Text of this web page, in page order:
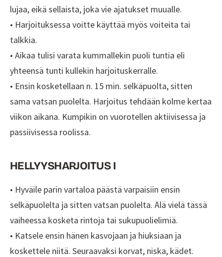
lujaa, eikä sellaista, joka vie ajatukset muualle.
• Harjoituksessa voitte käyttää myös voiteita tai
talkkia.
• Aikaa tulisi varata kummallekin puoli tuntia eli
yhteensä tunti kullekin harjoituskerralle.
• Ensin kosketellaan n. 15 min. selkäpuolta, sitten
sama vatsan puolelta. Harjoitus tehdään kolme kertaa
viikon aikana. Kumpikin on vuorotellen aktiivisessa ja
passiivisessa roolissa.
HELLYYSHARJOITUS I
• Hyväile parin vartaloa päästä varpaisiin ensin
selkäpuolelta ja sitten vatsan puolelta. Älä vielä tässä
vaiheessa kosketa rintoja tai sukupuolielimiä.
• Katsele ensin hänen kasvojaan ja hiuksiaan ja
koskettele niitä. Seuraavaksi korvat, niska, kädet.